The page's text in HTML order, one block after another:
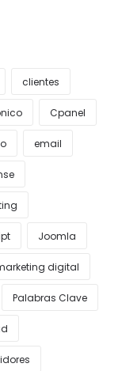
clientes
Cpanel
email
Joomla
digital
Palabras Clave